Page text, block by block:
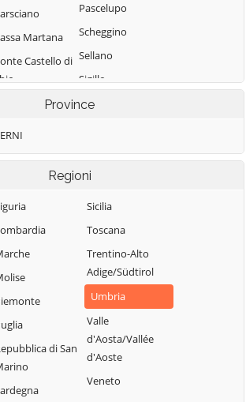
Martana
Castello di
Santa
di
Umbra
sul
Pascelupo
Scheggino
Sellano
Sigillo
Spello
Torgiano
Valfabbrica
Vallo di Nera
Valtopina
Province
Regioni
di San
Sicilia
Toscana
Trentino-Alto
Adige/Südtirol
Umbria
Valle
d'Aosta/Vallée
d'Aoste
Veneto